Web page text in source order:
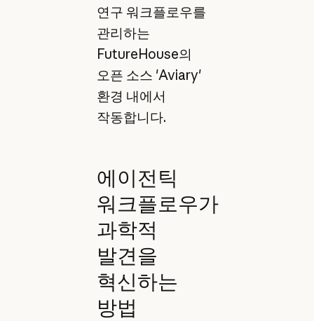
연구 워크플로우를
관리하는
FutureHouse의
오픈 소스 'Aviary'
환경 내에서
작동합니다.
에이전틱
워크플로우가
과학적
발견을
혁신하는
방법